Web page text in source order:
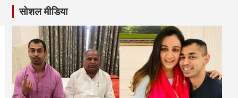
सोशल मीडिया